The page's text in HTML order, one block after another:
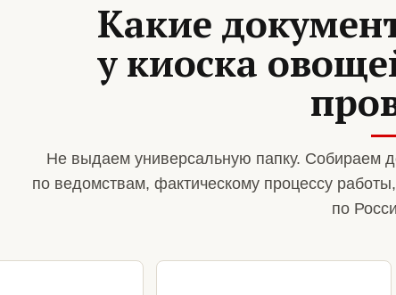
Какие
у киоска
Не выдаем универсальную папку. Собираем
по ведомствам, фактическому процессу
по